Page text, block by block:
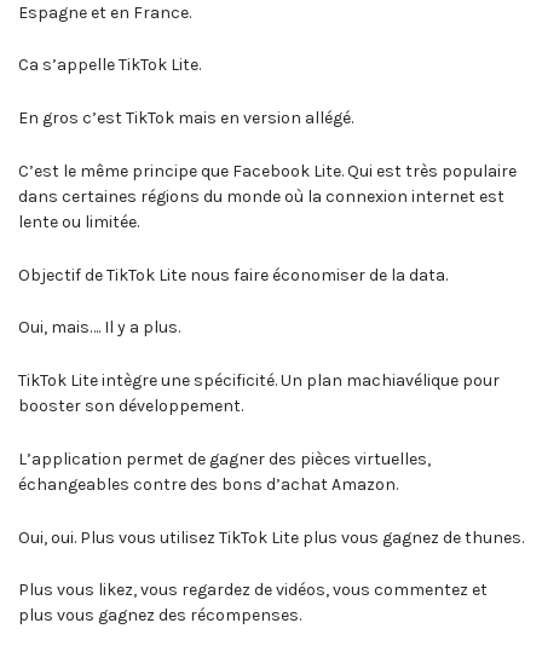
Espagne et en France.
Ca s’appelle TikTok Lite.
En gros c’est TikTok mais en version allégé.
C’est le même principe que Facebook Lite. Qui est très populaire
dans certaines régions du monde où la connexion internet est
lente ou limitée.
Objectif de TikTok Lite nous faire économiser de la data.
Oui, mais…. Il y a plus.
TikTok Lite intègre une spécificité. Un plan machiavélique pour
booster son développement.
L’application permet de gagner des pièces virtuelles,
échangeables contre des bons d’achat Amazon.
Oui, oui. Plus vous utilisez TikTok Lite plus vous gagnez de thunes.
Plus vous likez, vous regardez de vidéos, vous commentez et
plus vous gagnez des récompenses.